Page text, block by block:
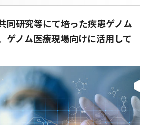
同研究等にて培った疾患ゲノム
ゲノム医療現場向けに活用して